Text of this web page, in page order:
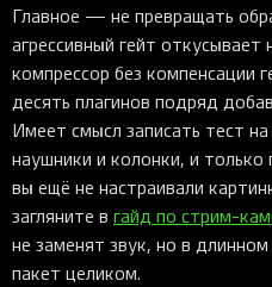
Главное — не превращать
агрессивный гейт
компрессор без компенсации
десять плагинов подряд
Имеет смысл записать тест
наушники и колонки, и
вы ещё не настраивали
загляните в гайд по стрим-
не заменят звук, но в
пакет целиком.